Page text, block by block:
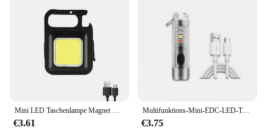
Mini LED Taschenlampe Magnet Cob Outdoor Camping Tasche Arbeits licht Lumen USB wiederauf ladbare Scheinwerfer
€3.61
Multifunktions-Mini-EDC-LED-Taschenlampe, tragbares Schlüsselanhänger-Licht, MagneticTorch, USB wiederaufladbar, UV-Lampe, Notfall-Camping-Laterne
€3.75